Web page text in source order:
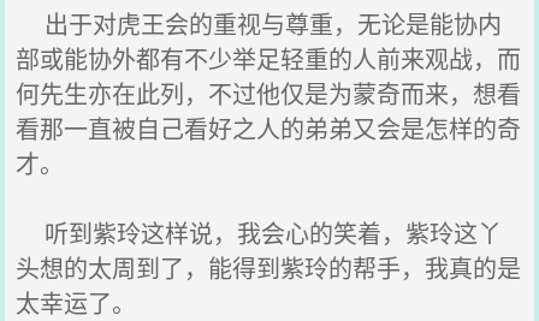
出于对虎王会的重视与尊重，无论是能协内
部或能协外都有不少举足轻重的人前来观战，而
何先生亦在此列，不过他仅是为蒙奇而来，想看
看那一直被自己看好之人的弟弟又会是怎样的奇
才。
听到紫玲这样说，我会心的笑着，紫玲这丫
头想的太周到了，能得到紫玲的帮手，我真的是
太幸运了。